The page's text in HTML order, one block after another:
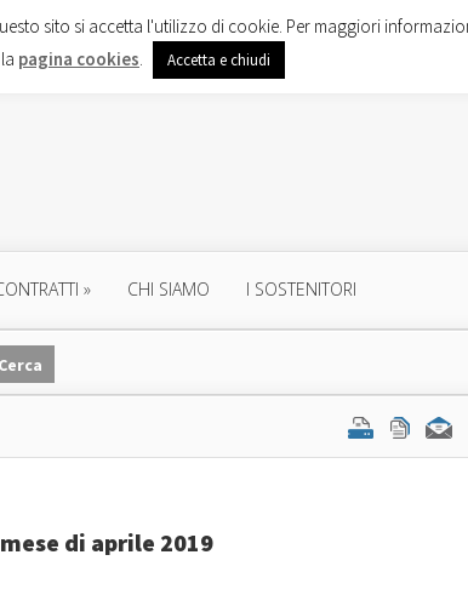
» CHI SIAMO I SOSTENITORI
di aprile 2019
sito si accetta l'utilizzo di cookie. Per maggiori
pagina cookies. Accetta e chiudi